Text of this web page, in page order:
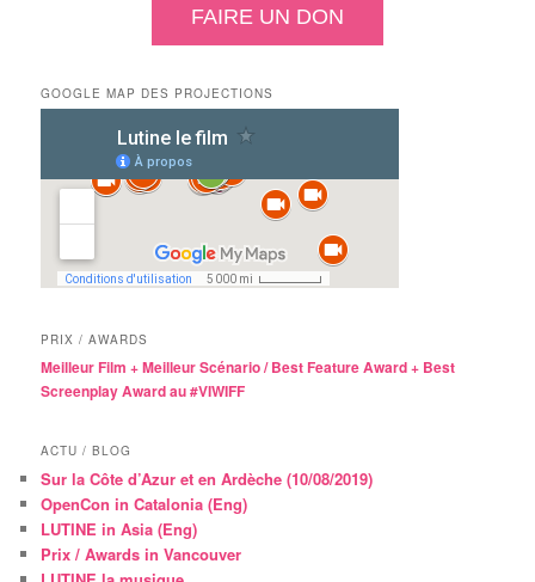
FAIRE UN DON
GOOGLE MAP DES PROJECTIONS
PRIX / AWARDS
Meilleur Film + Meilleur Scénario / Best Feature Award + Best
Screenplay Award au #VIWIFF
ACTU / BLOG
Sur la Côte d’Azur et en Ardèche (10/08/2019)
OpenCon in Catalonia (Eng)
LUTINE in Asia (Eng)
Prix / Awards in Vancouver